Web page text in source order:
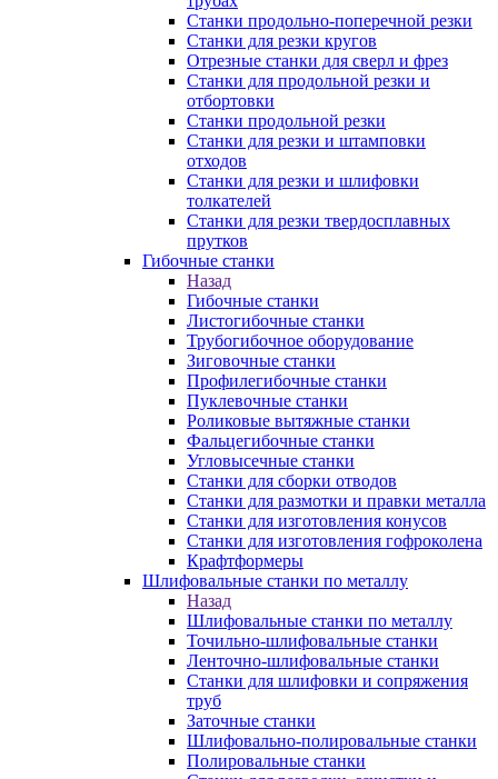
Станки продольно-поперечной резки
Станки для резки кругов
Отрезные станки для сверл и фрез
Станки для продольной резки и
отбортовки
Станки продольной резки
Станки для резки и штамповки
отходов
Станки для резки и шлифовки
толкателей
Станки для резки твердосплавных
прутков
Гибочные станки
Назад
Гибочные станки
Листогибочные станки
Трубогибочное оборудование
Зиговочные станки
Профилегибочные станки
Пуклевочные станки
Роликовые вытяжные станки
Фальцегибочные станки
Угловысечные станки
Станки для сборки отводов
Станки для размотки и правки металла
Станки для изготовления конусов
Станки для изготовления гофроколена
Крафтформеры
Шлифовальные станки по металлу
Назад
Шлифовальные станки по металлу
Точильно-шлифовальные станки
Ленточно-шлифовальные станки
Станки для шлифовки и сопряжения
труб
Заточные станки
Шлифовально-полировальные станки
Полировальные станки